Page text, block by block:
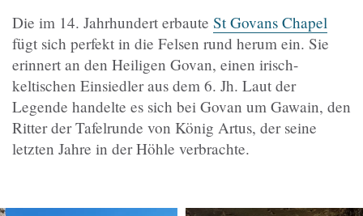
Die im 14. Jahrhundert erbaute St Govans Chapel
fügt sich perfekt in die Felsen rund herum ein. Sie
erinnert an den Heiligen Govan, einen irisch-
keltischen Einsiedler aus dem 6. Jh. Laut der
Legende handelte es sich bei Govan um Gawain, den
Ritter der Tafelrunde von König Artus, der seine
letzten Jahre in der Höhle verbrachte.